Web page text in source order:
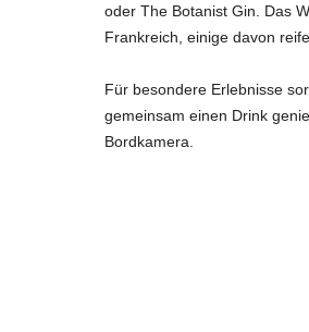
oder The Botanist Gin. Das
Frankreich, einige davon
Für besondere Erlebnisse
gemeinsam einen Drink
Bordkamera.